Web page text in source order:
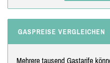
GASPREISE VERGLEICHEN
Mehrere tausend Gastarife